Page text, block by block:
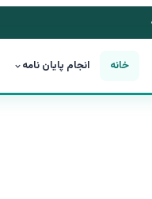
خانه انجام پایان نامه